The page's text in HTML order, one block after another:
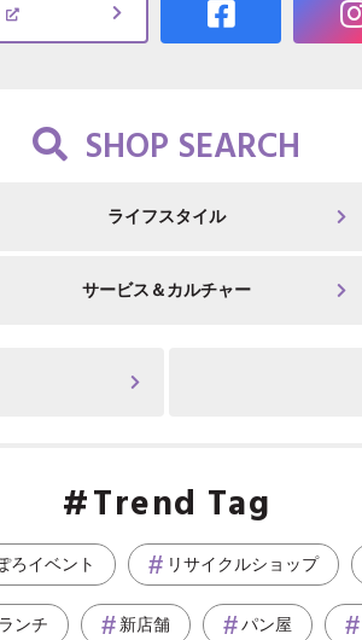
SHOP SEARCH
ライフスタイル
サービス＆カルチャー
Trend Tag
ろイベント リサイクルショップ
ンチ 新店舗 パン屋